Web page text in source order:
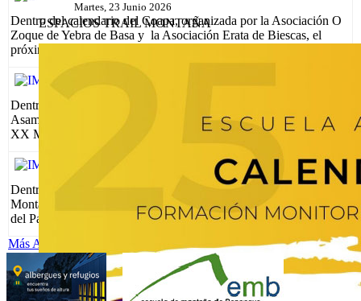
ESPACIOS TRAIL MONTAÑA
Martes, 23 Junio 2026
Dentro del calendario del Coapa, organizada por la Asociación O
Zoque de Yebra de Basa y la Asociación Erata de Biescas, el
próximo 4 de...
XX MARCHA DE LOS TRES IBONES
Dentro del calendario del COAPA, organizado por el Club
Asamún de Hecho, el próximo sábado 13 de junio, tendrá lugar la
XX MARCHA DE LOS TRES...
Leer más...
XIII RUTA SENDERISTA PAPA LUNA
Dentro del calendario del COAPA y organizado por el club de
Montaña Isuara, el 6 de junio tendrá lugar la XIII Ruta Senderista
del Papa Luna en...
Leer más...
Más Artículos...